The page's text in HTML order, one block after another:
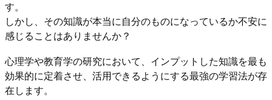
す。
しかし、その知識が本当に自分のものになっているか不安に
感じることはありませんか？
心理学や教育学の研究において、インプットした知識を最も
効果的に定着させ、活用できるようにする最強の学習法が存
在します。